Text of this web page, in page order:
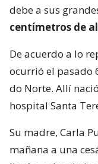
debe a sus
centímetros de
De acuerdo a lo
ocurrió el pasado
do Norte. Allí nació
hospital Santa
Su madre, Carla
mañana a una